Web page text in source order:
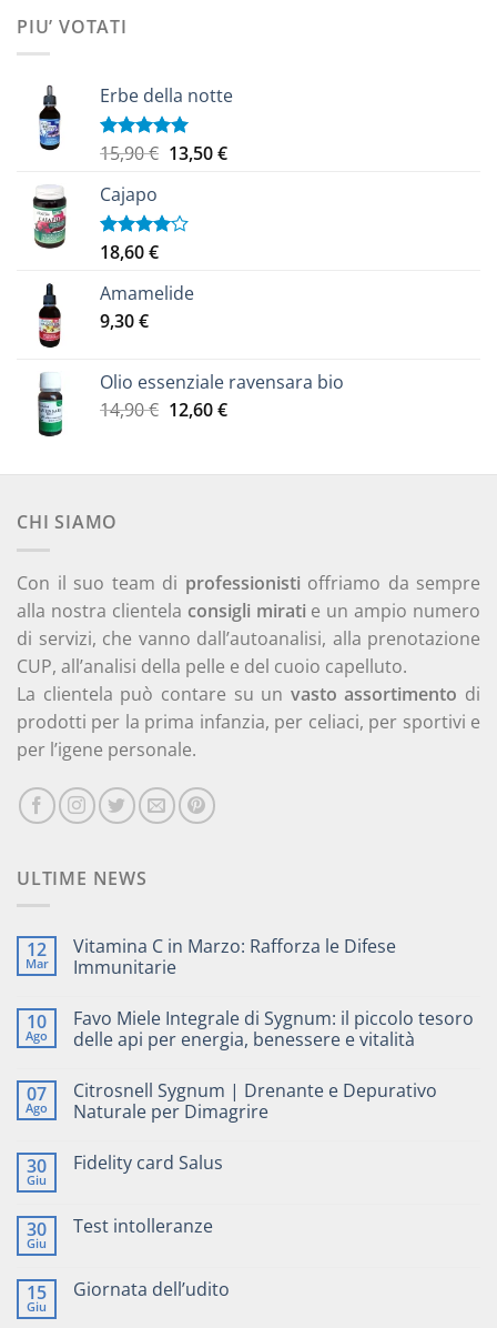
PIU’ VOTATI
Erbe della notte
Valutato
15,90€ Il
era:
13,50€Il
Cajapo
Valutato
5
18,60€
Amamelide
9,30€
Olio essenziale ravensara bio
14,90€ Il
era:
12,60€Il
è:
CHI SIAMO
Con il suo team di professionisti offriamo da sempre
alla nostra clientela consigli mirati e un ampio numero
di servizi, che vanno dall’autoanalisi, alla prenotazione
CUP, all’analisi della pelle e del cuoio capelluto.
La clientela può contare su un vasto assortimento di
prodotti per la prima infanzia, per celiaci, per sportivi e
per l’igene personale.
ULTIME NEWS
12
Mar
Vitamina C in Marzo: Rafforza le Difese
Immunitarie
10
Ago
Favo Miele Integrale di Sygnum: il piccolo tesoro
delle api per energia, benessere e vitalità
07
Ago
Citrosnell Sygnum | Drenante e Depurativo
Naturale per Dimagrire
30
Giu
Fidelity card Salus
30
Giu
Test intolleranze
15
Giu
Giornata dell’udito